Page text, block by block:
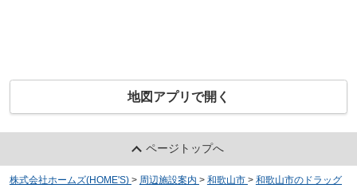
地図アプリで開く
ページトップへ
株式会社ホームズ(HOME'S) > 周辺施設案内 > 和歌山市 > 和歌山市のドラッグ